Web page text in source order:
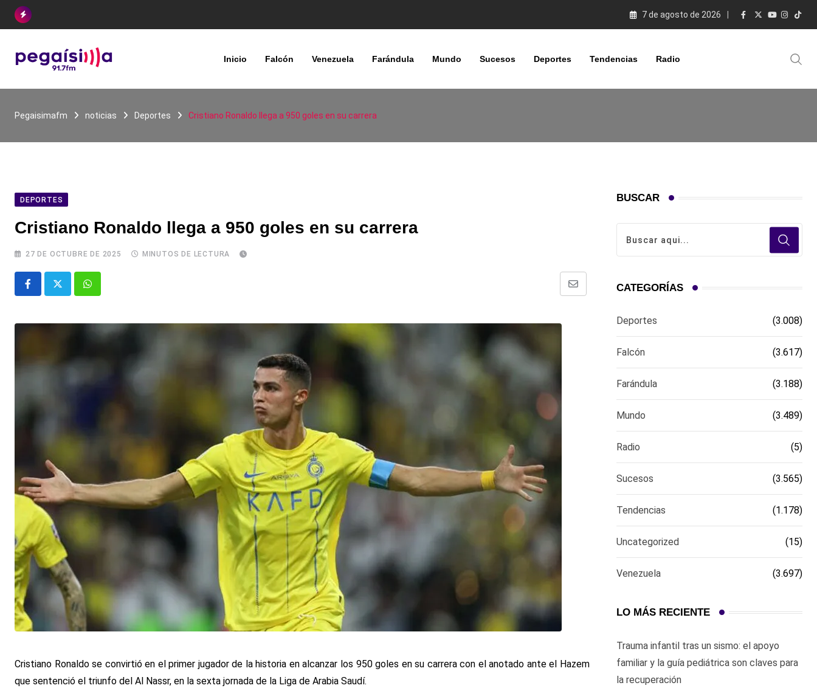
Skip
7 de agosto de 2026
Inicio Falcón Venezuela Farándula Mundo Sucesos Deportes Tendencias Radio
Pegaisimafm noticias Deportes Cristiano Ronaldo llega a 950 goles en su carrera
DEPORTES
Cristiano Ronaldo llega a 950 goles en su carrera
27 DE OCTUBRE DE 2025 MINUTOS DE LECTURA
Whatsapp
Comparte
Cristiano Ronaldo se convirtió en el primer jugador de la historia en alcanzar los 950 goles en su carrera con el anotado ante el Hazem
que sentenció el triunfo del Al Nassr, en la sexta jornada de la Liga de Arabia Saudí.
BUSCAR
CATEGORÍAS
Deportes (3.008)
Falcón (3.617)
Farándula (3.188)
Mundo (3.489)
Radio (5)
Sucesos (3.565)
Tendencias (1.178)
Uncategorized (15)
Venezuela (3.697)
LO MÁS RECIENTE
Trauma infantil tras un sismo: el apoyo
familiar y la guía pediátrica son claves para
la recuperación